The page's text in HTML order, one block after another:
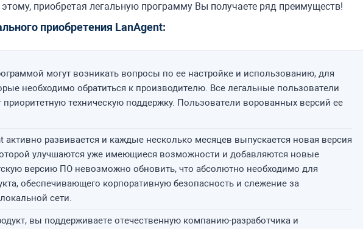
приобретая легальную программу Вы получаете ряд преимуществ!
приобретения LanAgent:
могут возникать вопросы по ее настройке и использованию, для
необходимо обратиться к производителю. Все легальные пользователи
приоритетную техническую поддержку. Пользователи ворованных версий ее
активно развивается и каждые несколько месяцев выпускается новая версия
улучшаются уже имеющиеся возможности и добавляются новые
версию ПО невозможно обновить, что абсолютно необходимо для
обеспечивающего корпоративную безопасность и слежение за
сети.
вы поддерживаете отечественную компанию-разработчика и